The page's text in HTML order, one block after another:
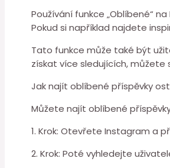
Používání funkce „Oblíbené“
Pokud si například najdete
Tato funkce může také být
získat více sledujících, můžete
Jak najít oblíbené příspěvky
Můžete najít oblíbené
1. Krok: Otevřete Instagram a
2. Krok: Poté vyhledejte